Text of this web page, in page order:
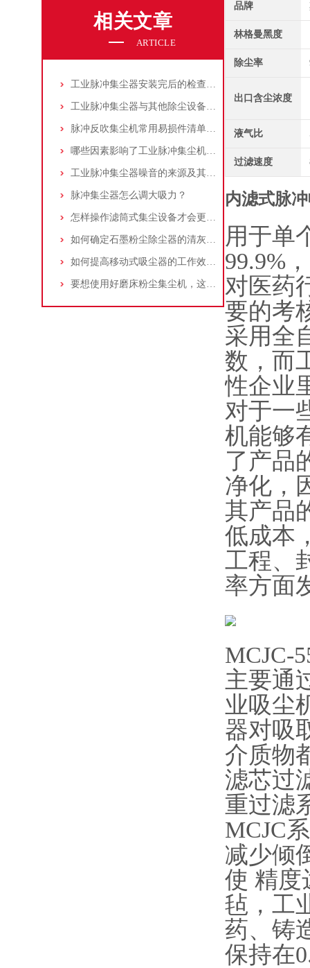
相关文章
ARTICLE
工业脉冲集尘器安装完后的检查工作详解
工业脉冲集尘器与其他除尘设备的比较
脉冲反吹集尘机常用易损件清单与更换周期建议
哪些因素影响了工业脉冲集尘机的使用寿命？
工业脉冲集尘器噪音的来源及其控制策略
脉冲集尘器怎么调大吸力？
怎样操作滤筒式集尘设备才会更安全
如何确定石墨粉尘除尘器的清灰速度？
如何提高移动式吸尘器的工作效率？
要想使用好磨床粉尘集尘机，这些条件可不能少
品牌
林格曼黑度
除尘率
出口含尘浓度
液气比
过滤速度
内滤式脉
用于单
99.9%
对医药
要的考
采用全
数，而
性企业
对于一
机能够
了产品
净化，
其产品
低成本
工程、
率方面
MCJC-
主要通
业吸尘
器对吸
介质物
滤芯过
重过滤
MCJC
减少倾
使 精度
毡，工
药、铸
保持在